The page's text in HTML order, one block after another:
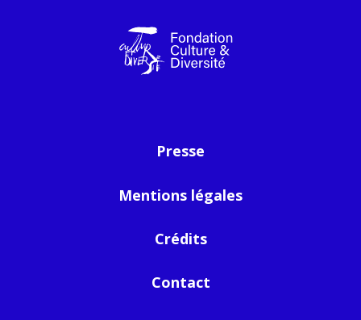
Presse
Mentions légales
Crédits
Contact